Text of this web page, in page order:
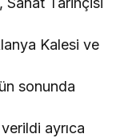
Kalesi ve
sonunda
ayrıca